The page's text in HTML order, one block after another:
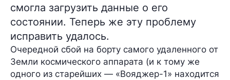
смогла загрузить данные о его
состоянии. Теперь же эту проблему
исправить удалось.
Очередной сбой на борту самого удаленного от
Земли космического аппарата (и к тому же
одного из старейших — «Вояджер-1» находится